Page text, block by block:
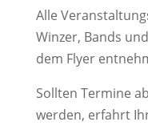
Alle
Winzer, Bands
dem Flyer
Sollten Termine
werden, erfahrt